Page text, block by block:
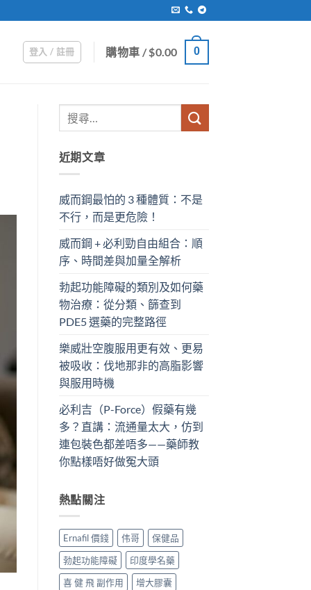
登入 / 註冊 購物車 /$0.00 0
近期文章
威而鋼最怕的 3 種體質：不是
不行，而是更危險！
威而鋼 + 必利勁自由組合：順
序、時間差與加量全解析
勃起功能障礙的類別及如何藥
物治療：從分類、篩查到
PDE5 選藥的完整路徑
樂威壯空腹服用更有效、更易
被吸收：伐地那非的高脂影響
與服用時機
必利吉（P-Force）假藥有幾
多？直講：流通量太大，仿到
連包裝色都差唔多——藥師教
你點樣唔好做冤大頭
熱點關注
Ernafil 價錢 伟哥
保健品
勃起功能障礙
印度學名藥
喜 健 飛 副作用
增大膠囊